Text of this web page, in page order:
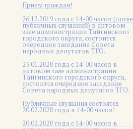
Прием граждан!
26.12.2019 года с 14-00 часов (после
публичных слушаний) в актовом
зале администрации Тайгинского
городского округа, состоится
очередное заседание Совета
народных депутатов ТГО.
23.01.2020 года с 14-00 часов в
актовом зале администрации
Тайгинского городского округа,
состоится очередное заседание
Совета народных депутатов ТГО.
Публичные слушания состоятся
20.02.2020 года в 14-00 часов!
20.02.2020 года с 14-00 часов в